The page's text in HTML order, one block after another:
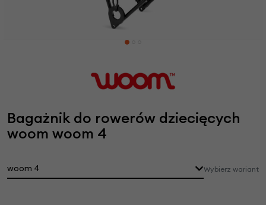
Bagażnik do rowerów dziecięcych
woom woom 4
woom 4 Wybierz wariant